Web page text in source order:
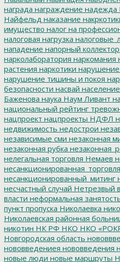
награда награждение надежда
Найфельд наказание
имущество налог на
налоговая нагрузка
нападение напорный коллектор
нарколаборатория наркомания
растения наркотики нарушение
нарушение тишины и покоя
безопасности насвай население
Баженова наука Наум Ливант
национальный рейтинг
нацпроект нацпроекты НДФЛ
недвижимость недострои
независимые сми незаконная
незаконная рубка
нелегальная торговля Немаев
несанкционированная_торговля
несанкционированный_митинг
несчастный случай Нетрезвый
власти неформальная
пункт пропуска Николаевка
Николаевская районная
никотин НК РФ НКО НКО
Новгородская область
нововведениея нововведения
новые люди новые маршруты